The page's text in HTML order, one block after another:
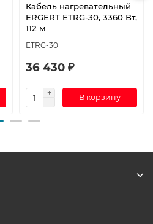
Кабель нагревательный
ERGERT ETRG-30, 3360 Вт,
112 м
ETRG-30
36 430 ₽
В корзину